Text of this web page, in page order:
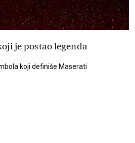
je postao legenda
koji definiše Maserati